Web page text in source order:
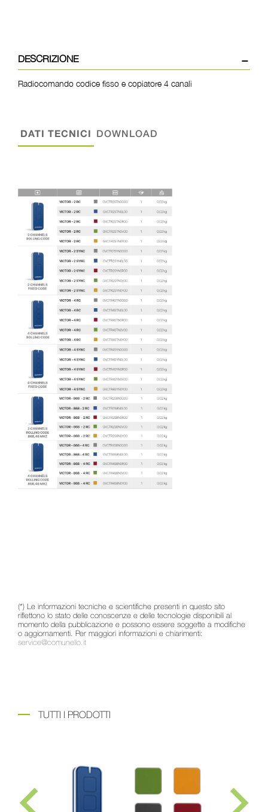
DESCRIZIONE
Radiocomando codice fisso e copiatore 4 canali
DATI TECNICI DOWNLOAD
(*) Le informazioni tecniche e scientifiche presenti in questo sito
riflettono lo stato delle conoscenze e delle tecnologie disponibili al
momento della pubblicazione e possono essere soggette a modifiche
o aggiornamenti. Per maggiori informazioni e chiarimenti:
service@comunello.it
TUTTI I PRODOTTI